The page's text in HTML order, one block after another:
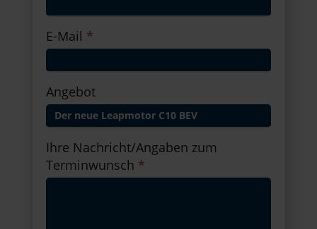
E-Mail *
Angebot
Ihre Nachricht/Angaben zum
Terminwunsch *